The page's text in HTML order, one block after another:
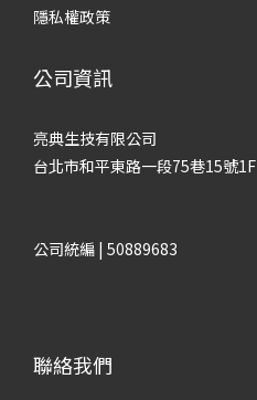
隱私權政策
公司資訊
亮典生技有限公司
台北市和平東路一段75巷15號1F
公司統編 | 50889683
聯絡我們